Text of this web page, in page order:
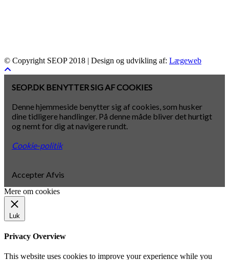
© Copyright SEOP 2018 | Design og udvikling af: Lægeweb
SEOP.DK BENYTTER SIG AF COOKIES
Denne hjemmeside benytter sig af cookies, som husker
dine tidligere handlinger. På denne måde bliver det hurtigt
og nemt for dig at navigere rundt.
Cookie-politik
Accepter Afvis
Mere om cookies
Luk
Privacy Overview
This website uses cookies to improve your experience while you